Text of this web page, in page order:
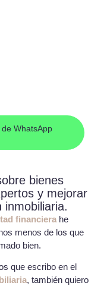
WhatsApp
bienes
y mejorar
inmobiliaria.
financiera he
menos de los que
bien.
que escribo en el
, también quiero